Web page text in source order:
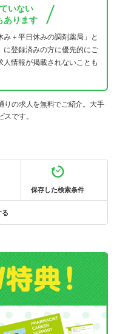
いない
あります
み＋平日休みの調剤薬局」と
に登録済みの方に優先的にご
情報が掲載されないことも
りの求人を無料でご紹介。大手
です。
保存した検索条件
る